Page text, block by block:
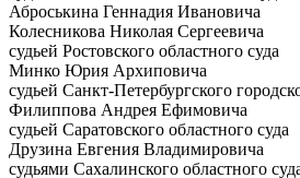
Аброськина Геннадия Ивановича
Колесникова Николая Сергеевича
судьей Ростовского областного суда
Минко Юрия Архиповича
судьей Санкт-Петербургского
Филиппова Андрея Ефимовича
судьей Саратовского областного суда
Друзина Евгения Владимировича
судьями Сахалинского областного